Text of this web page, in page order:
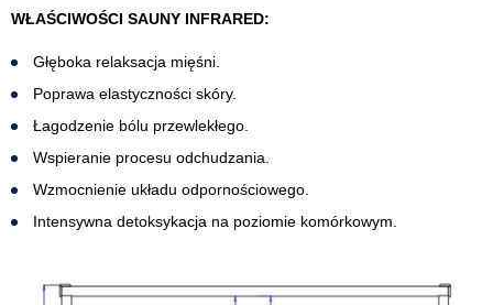
WŁAŚCIWOŚCI SAUNY INFRARED:
Głęboka relaksacja mięśni.
Poprawa elastyczności skóry.
Łagodzenie bólu przewlekłego.
Wspieranie procesu odchudzania.
Wzmocnienie układu odpornościowego.
Intensywna detoksykacja na poziomie komórkowym.